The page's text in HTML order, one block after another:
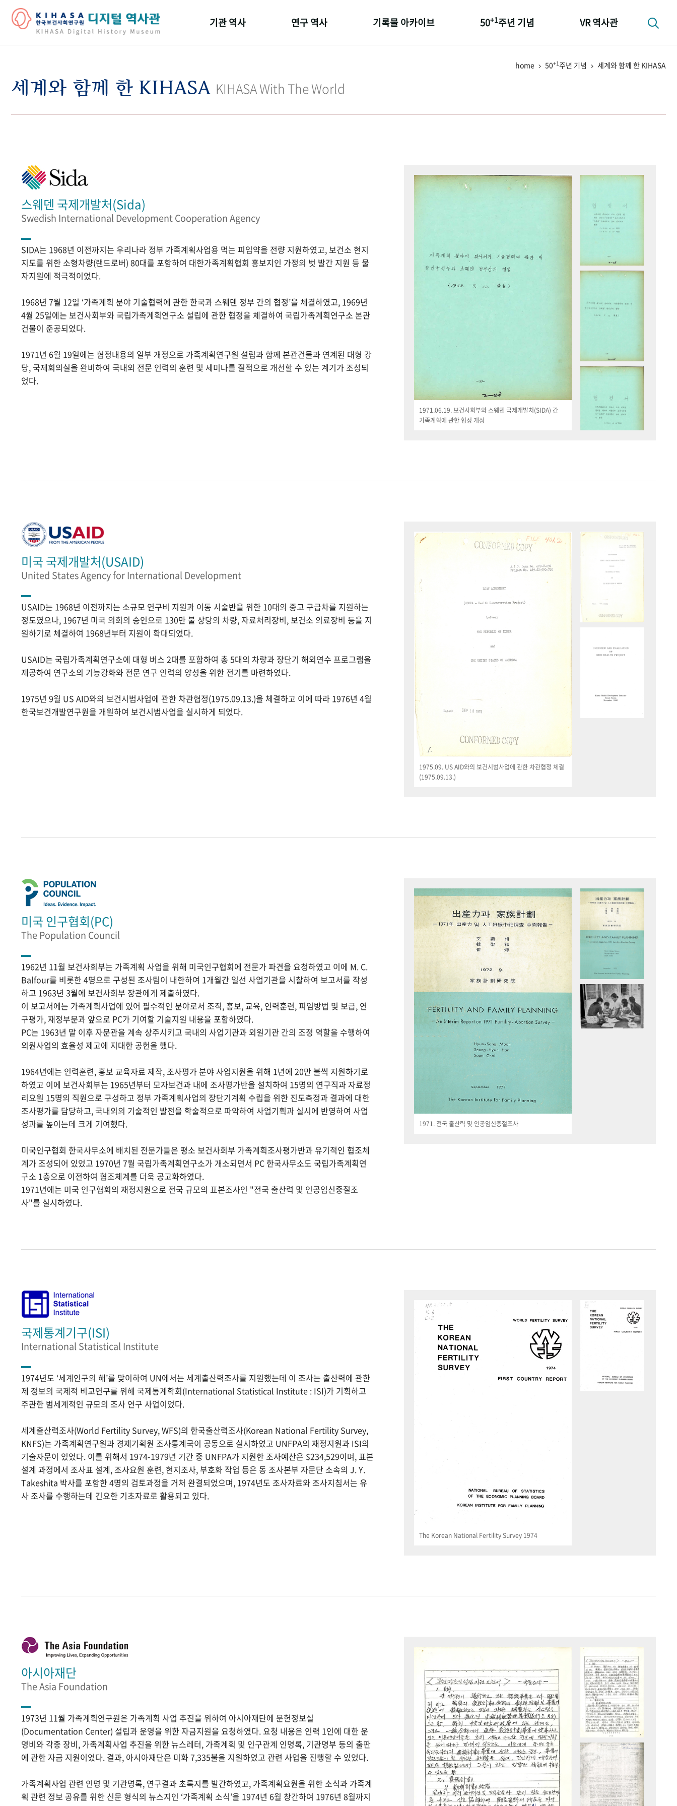
기관 역사 연구 역사
키워드로 보는 연구 역사
기록물 아카이브 50+1주년 기념
성과 50선
VR 역사관
home 50+1주년 기념 세계와 함께 한 KIHASA
세계와 함께 한 KIHASA KIHASA With The World
스웨덴 국제개발처(Sida)
Swedish International Development Cooperation Agency
SIDA는 1968년 이전까지는 우리나라 정부 가족계획사업용 먹는 피임약을 전량 지원하였고, 보건소 현지
지도를 위한 소형차량(랜드로버) 80대를 포함하여 대한가족계획협회 홍보지인 가정의 벗 발간 지원 등 물
자지원에 적극적이었다.
1968년 7월 12일 ‘가족계획 분야 기술협력에 관한 한국과 스웨덴 정부 간의 협정’을 체결하였고, 1969년
4월 25일에는 보건사회부와 국립가족계획연구소 설립에 관한 협정을 체결하여 국립가족계획연구소 본관
건물이 준공되었다.
1971년 6월 19일에는 협정내용의 일부 개정으로 가족계획연구원 설립과 함께 본관건물과 연계된 대형 강
당, 국제회의실을 완비하여 국내외 전문 인력의 훈련 및 세미나를 질적으로 개선할 수 있는 계기가 조성되
었다.
1971.06.19. 보건사회부와 스웨덴 국제개발처(SIDA) 간
가족계획에 관한 협정 개정
미국 국제개발처(USAID)
United States Agency for International Development
USAID는 1968년 이전까지는 소규모 연구비 지원과 이동 시술반을 위한 10대의 중고 구급차를 지원하는
정도였으나, 1967년 미국 의회의 승인으로 130만 불 상당의 차량, 자료처리장비, 보건소 의료장비 등을 지
원하기로 체결하여 1968년부터 지원이 확대되었다.
USAID는 국립가족계획연구소에 대형 버스 2대를 포함하여 총 5대의 차량과 장단기 해외연수 프로그램을
제공하여 연구소의 기능강화와 전문 연구 인력의 양성을 위한 전기를 마련하였다.
1975년 9월 US AID와의 보건시범사업에 관한 차관협정(1975.09.13.)을 체결하고 이에 따라 1976년 4월
한국보건개발연구원을 개원하여 보건시범사업을 실시하게 되었다.
1975.09. US AID와의 보건시범사업에 관한 차관협정 체결
(1975.09.13.)
미국 인구협회(PC)
The Population Council
1962년 11월 보건사회부는 가족계획 사업을 위해 미국인구협회에 전문가 파견을 요청하였고 이에 M. C.
Balfour를 비롯한 4명으로 구성된 조사팀이 내한하여 1개월간 일선 사업기관을 시찰하여 보고서를 작성
하고 1963년 3월에 보건사회부 장관에게 제출하였다.
이 보고서에는 가족계획사업에 있어 필수적인 분야로서 조직, 홍보, 교육, 인력훈련, 피임방법 및 보급, 연
구평가, 재정부문과 앞으로 PC가 기여할 기술지원 내용을 포함하였다.
PC는 1963년 말 이후 자문관을 계속 상주시키고 국내의 사업기관과 외원기관 간의 조정 역할을 수행하여
외원사업의 효율성 제고에 지대한 공헌을 했다.
1964년에는 인력훈련, 홍보 교육자료 제작, 조사평가 분야 사업지원을 위해 1년에 20만 불씩 지원하기로
하였고 이에 보건사회부는 1965년부터 모자보건과 내에 조사평가반을 설치하여 15명의 연구직과 자료정
리요원 15명의 직원으로 구성하고 정부 가족계획사업의 장단기계획 수립을 위한 진도측정과 결과에 대한
조사평가를 담당하고, 국내외의 기술적인 발전을 학술적으로 파악하여 사업기획과 실시에 반영하여 사업
성과를 높이는데 크게 기여했다.
미국인구협회 한국사무소에 배치된 전문가들은 평소 보건사회부 가족계획조사평가반과 유기적인 협조체
계가 조성되어 있었고 1970년 7월 국립가족계획연구소가 개소되면서 PC 한국사무소도 국립가족계획연
구소 1층으로 이전하여 협조체계를 더욱 공고화하였다.
1971년에는 미국 인구협회의 재정지원으로 전국 규모의 표본조사인 "전국 출산력 및 인공임신중절조
사"를 실시하였다.
1971. 전국 출산력 및 인공임신중절조사
국제통계기구(ISI)
International Statistical Institute
1974년도 ‘세계인구의 해’를 맞이하여 UN에서는 세계출산력조사를 지원했는데 이 조사는 출산력에 관한
제 정보의 국제적 비교연구를 위해 국제통계학회(International Statistical Institute : ISI)가 기획하고
주관한 범세계적인 규모의 조사 연구 사업이었다.
세계출산력조사(World Fertility Survey, WFS)의 한국출산력조사(Korean National Fertility Survey,
KNFS)는 가족계획연구원과 경제기획원 조사통계국이 공동으로 실시하였고 UNFPA의 재정지원과 ISI의
기술자문이 있었다. 이를 위해서 1974-1979년 기간 중 UNFPA가 지원한 조사예산은 $234,529이며, 표본
설계 과정에서 조사표 설계, 조사요원 훈련, 현지조사, 부호화 작업 등은 동 조사본부 자문단 소속의 J. Y.
Takeshita 박사를 포함한 4명의 검토과정을 거처 완결되었으며, 1974년도 조사자료와 조사지침서는 유
사 조사를 수행하는데 긴요한 기초자료로 활용되고 있다.
The Korean National Fertility Survey 1974
아시아재단
The Asia Foundation
1973년 11월 가족계획연구원은 가족계획 사업 추진을 위하여 아시아재단에 문헌정보실
(Documentation Center) 설립과 운영을 위한 자금지원을 요청하였다. 요청 내용은 인력 1인에 대한 운
영비와 각종 장비, 가족계획사업 추진을 위한 뉴스레터, 가족계획 및 인구관계 인명록, 기관명부 등의 출판
에 관한 자금 지원이었다. 결과, 아시아재단은 미화 7,335불을 지원하였고 관련 사업을 진행할 수 있었다.
가족계획사업 관련 인명 및 기관명록, 연구결과 초록지를 발간하였고, 가족계획요원을 위한 소식과 가족계
획 관련 정보 공유를 위한 신문 형식의 뉴스지인 ‘가족계획 소식’을 1974년 6월 창간하여 1976년 8월까지